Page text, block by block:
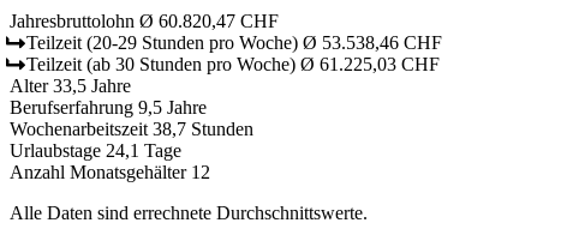
Jahresbruttolohn Ø 60.820,47 CHF
Teilzeit (20-29 Stunden pro Woche) Ø 53.538,46 CHF
Teilzeit (ab 30 Stunden pro Woche) Ø 61.225,03 CHF
Alter 33,5 Jahre
Berufserfahrung 9,5 Jahre
Wochenarbeitszeit 38,7 Stunden
Urlaubstage 24,1 Tage
Anzahl Monatsgehälter 12
Alle Daten sind errechnete Durchschnittswerte.